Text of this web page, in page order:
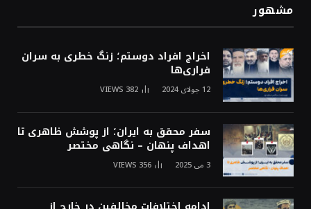
مشهور
اخراج افراد دوستم؛ زنگ خطری به سران
فراری‌ها
12 جولای 2024 382
VIEWS
سفر محقق به ایران؛ از پوشش ظاهری تا
اهداف پنهان – نگاهی مختصر
3 می 2025 356
VIEWS